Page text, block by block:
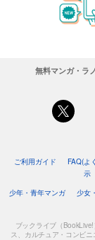
無料マンガ・ラ
ご利用ガイド FAQ(よ
示
少年・青年マンガ
少女
ブックライブ（
ス、カルチュア・コンビ